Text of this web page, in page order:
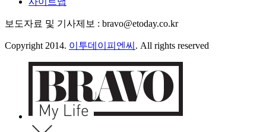
보도자료 및 기사제보 : bravo@etoday.co.kr
Copyright 2014. 이투데이피엔씨 . All rights reserved